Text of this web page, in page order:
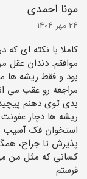
مونا احمدی
24 مهر 1404
کاملا با نکته ‌ای که
موافقم. دندان عقل
بود و فقط ریشه ‌ها
مراجعه رو عقب می‌
بدی توی دهنم
ریشه ‌ها دچار
استخوان فک آسیب
پذیرش تا جراح،
کسانی که مثل من
‌فرستم